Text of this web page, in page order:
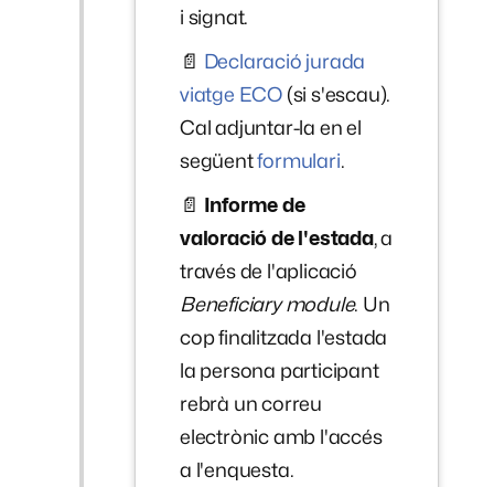
i signat.
📄 Declaració jurada
viatge ECO (si s'escau).
Cal adjuntar-la en el
següentformulari.
📄 Informe de
valoració de l'estada, a
través de l'aplicació
Beneficiary module. Un
cop finalitzada l'estada
la persona participant
rebrà un correu
electrònic amb l'accés
a l'enquesta.